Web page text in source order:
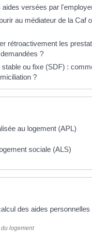
aides versées par
au médiateur de la Caf
rétroactivement les
?
stable ou fixe (SDF) :
?
au logement (APL)
sociale (ALS)
des aides personnelles
logement